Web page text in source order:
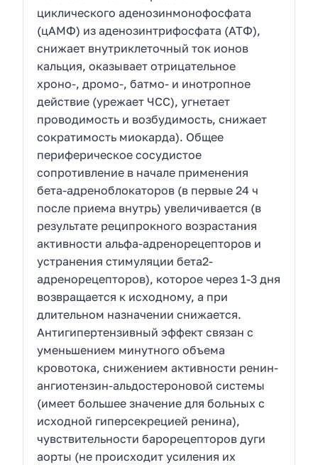
циклического аденозинмонофосфата
(цАМФ) из аденозинтрифосфата (АТФ),
снижает внутриклеточный ток ионов
кальция, оказывает отрицательное
хроно-, дромо-, батмо- и инотропное
действие (урежает ЧСС), угнетает
проводимость и возбудимость, снижает
сократимость миокарда). Общее
периферическое сосудистое
сопротивление в начале применения
бета-адреноблокаторов (в первые 24 ч
после приема внутрь) увеличивается (в
результате реципрокного возрастания
активности альфа-адренорецепторов и
устранения стимуляции бета2-
адренорецепторов), которое через 1-3 дня
возвращается к исходному, а при
длительном назначении снижается.
Антигипертензивный эффект связан с
уменьшением минутного объема
кровотока, снижением активности ренин-
ангиотензин-альдостероновой системы
(имеет большее значение для больных с
исходной гиперсекрецией ренина),
чувствительности барорецепторов дуги
аорты (не происходит усиления их